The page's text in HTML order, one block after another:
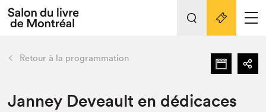
L'événement
Préparer sa visite au Salon
retour Nos activités
Liens pratiques
Retour à la programmation
Janney Deveault en dédicaces